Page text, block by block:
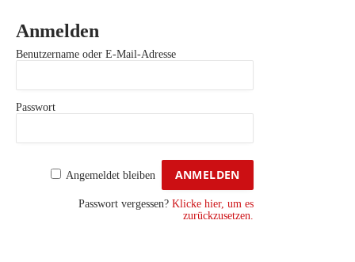
Anmelden
Benutzername oder E-Mail-Adresse
Passwort
Angemeldet bleiben
Passwort vergessen? Klicke hier, um es
zurückzusetzen.